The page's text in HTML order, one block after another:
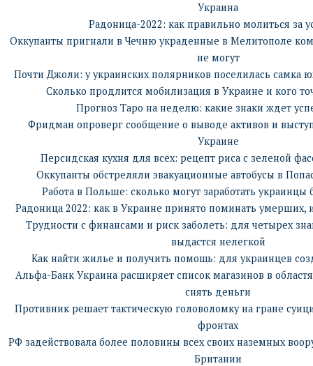
Украина
Радоница-2022: как правильно молиться за
Оккупанты пригнали в Чечню украденные в Мелитополе
не могут
Почти Джоли: у украинских полярников поселилась самка
Сколько продлится мобилизация в Украине и кого
Прогноз Таро на неделю: какие знаки ждет
Фридман опроверг сообщение о выводе активов и
Украине
Персидская кухня для всех: рецепт риса с зеленой
Оккупанты обстреляли эвакуационные автобусы в
Работа в Польше: сколько могут заработать украинцы
Радоница 2022: как в Украине принято поминать умерших,
Трудности с финансами и риск заболеть: для четырех
выдастся нелегкой
Как найти жилье и получить помощь: для украинцев
Альфа-Банк Украина расширяет список магазинов в
снять деньги
Противник решает тактическую головоломку на гране
фронтах
РФ задействовала более половины всех своих наземных
Британии